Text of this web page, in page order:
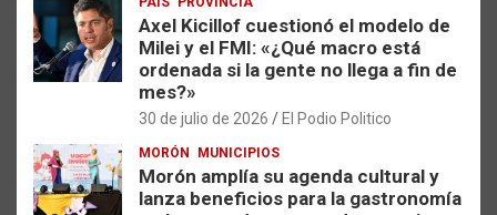
Axel Kicillof cuestionó el modelo de
Milei y el FMI: «¿Qué macro está
ordenada si la gente no llega a fin de
mes?»
30 de julio de 2026 El Podio Politico
MORÓN MUNICIPIOS
Morón amplía su agenda cultural y
lanza beneficios para la gastronomía